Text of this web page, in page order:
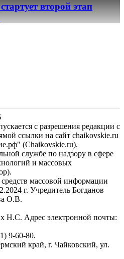
второй этап
с разрешения редакции с
ссылки на сайт chaikovskie.ru
(Chaikovskie.ru).
службе по надзору в сфере
и массовых
массовой информации
г. Учредитель Богданов
О.В.
Н.С. Адрес электронной почты:
9-60-80.
край, г. Чайковский, ул.